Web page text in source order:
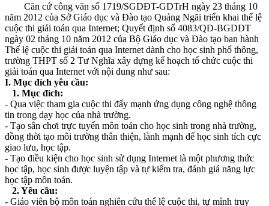
Căn cứ công văn số 1719/SGDĐT-GDTrH ngày 23 tháng 10
năm 2012 của Sở Giáo dục và Đào tạo Quảng Ngãi triển khai thể lệ
cuộc thi giải toán qua Internet; Quyết định số 4083/QĐ-BGDĐT
ngày 02 tháng 10 năm 2012 của Bộ Giáo dục và Đào tạo ban hành
Thể lệ cuộc thi giải toán qua Internet dành cho học sinh phổ thông,
trường THPT số 2 Tư Nghĩa xây dựng kế hoạch tổ chức cuộc thi
giải toán qua Internet với nội dung như sau:
I. Mục đích yêu cầu:
1. Mục đích:
- Qua việc tham gia cuộc thi đẩy mạnh ứng dụng công nghệ thông
tin trong dạy học của nhà trường.
- Tạo sân chơi trực tuyến môn toán cho học sinh trong nhà trường,
đồng thời tạo môi trường thân thiện, lành mạnh để học sinh tích cực
giao lưu, học tập.
- Tạo điều kiện cho học sinh sử dụng Internet là một phương thức
học tập, học sinh được luyện tập và tự kiểm tra, đánh giá năng lực
học tập môn toán.
2. Yêu cầu:
- Giáo viên bộ môn toán nghiên cứu thể lệ cuộc thi, tự mình truy